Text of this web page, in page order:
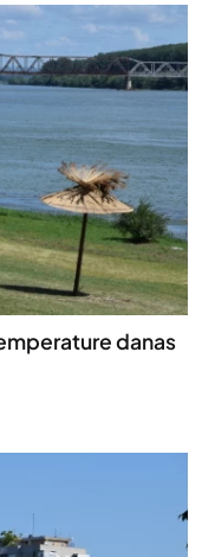
danas